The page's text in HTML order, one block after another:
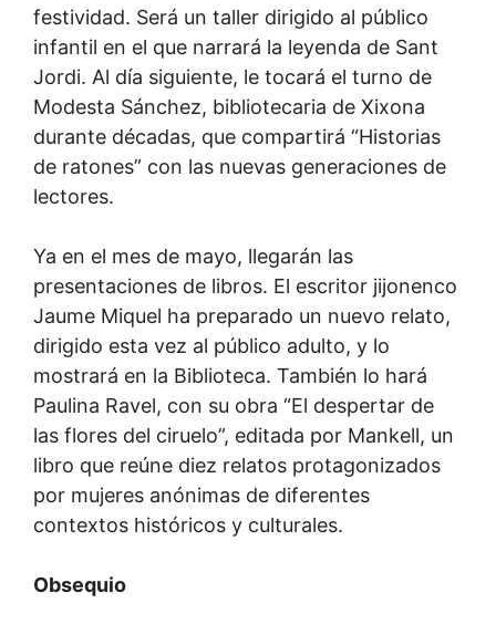
festividad. Será un taller dirigido al público
infantil en el que narrará la leyenda de Sant
Jordi. Al día siguiente, le tocará el turno de
Modesta Sánchez, bibliotecaria de Xixona
durante décadas, que compartirá “Historias
de ratones” con las nuevas generaciones de
lectores.
Ya en el mes de mayo, llegarán las
presentaciones de libros. El escritor jijonenco
Jaume Miquel ha preparado un nuevo relato,
dirigido esta vez al público adulto, y lo
mostrará en la Biblioteca. También lo hará
Paulina Ravel, con su obra “El despertar de
las flores del ciruelo”, editada por Mankell, un
libro que reúne diez relatos protagonizados
por mujeres anónimas de diferentes
contextos históricos y culturales.
Obsequio